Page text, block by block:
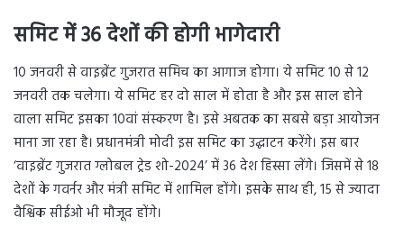
समिट में 36 देशों की होगी भागेदारी
10 जनवरी से वाइब्रेंट गुजरात समिच का आगाज होगा। ये समिट 10 से 12
जनवरी तक चलेगा। ये समिट हर दो साल में होता है और इस साल होने
वाला समिट इसका 10वां संस्करण है। इसे अबतक का सबसे बड़ा आयोजन
माना जा रहा है। प्रधानमंत्री मोदी इस समिट का उद्घाटन करेंगे। इस बार
‘वाइब्रेंट गुजरात ग्लोबल ट्रेड शो-2024’ में 36 देश हिस्सा लेंगे। जिसमें से 18
देशों के गवर्नर और मंत्री समिट में शामिल होंगे। इसके साथ ही, 15 से ज्यादा
वैश्विक सीईओ भी मौजूद होंगे।